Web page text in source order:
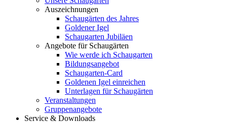
Auszeichnungen
Schaugärten des Jahres
Goldener Igel
Schaugarten Jubiläen
Angebote für Schaugärten
Wie werde ich Schaugarten
Bildungsangebot
Schaugarten-Card
Goldenen Igel einreichen
Unterlagen für Schaugärten
Veranstaltungen
Gruppenangebote
Service & Downloads